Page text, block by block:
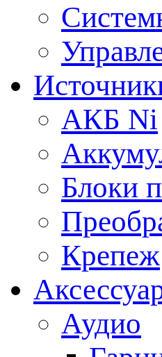
АКБ Ni
Блоки
Крепеж
Аудио